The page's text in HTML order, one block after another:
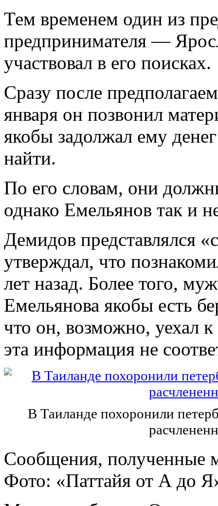
Тем временем один из
предпринимателя —
участвовал в его поисках.
Сразу после
января он позвонил
якобы задолжал ему
найти.
По его словам, они
однако Емельянов так и
Демидов представлялся
утверждал, что
лет назад. Более того,
Емельянова якобы есть
что он, возможно, уехал
эта информация не
В Таиланде похоронили
Сообщения, полученные
Фото: «Паттайя от А до